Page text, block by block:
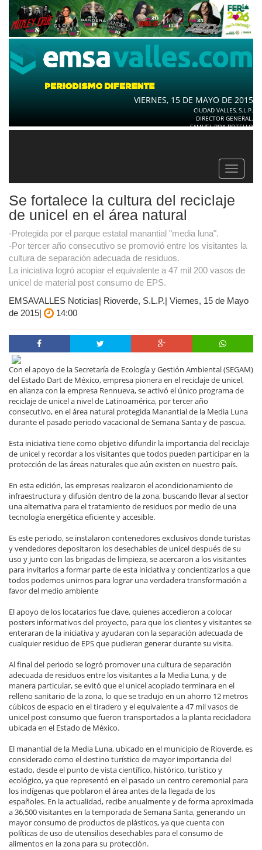
VIERNES, 15 DE MAYO DE 2015
CIUDAD VALLES, S.L.P.
DIRECTOR GENERAL.
SAMUEL ROA BOTELLO
Toggle
Se fortalece la cultura del reciclaje
de unicel en el área natural
-Protegida por el parque estatal manantial "media luna".
-Por tercer año consecutivo se promovió entre los visitantes la
cultura de separación adecuada de residuos.
La iniciativa logró acopiar el equivalente a 47 mil 200 vasos de
unicel de material post consumo de EPS.
EMSAVALLES Noticias| Rioverde, S.L.P.| Viernes, 15 de Mayo
de 2015|
14:00
Con el apoyo de la Secretaría de Ecología y Gestión Ambiental (SEGAM)
del Estado Dart de México, empresa pionera en el reciclaje de unicel,
en alianza con la empresa Rennueva, se activó el único programa de
reciclaje de unicel a nivel de Latinoamérica, por tercer año
consecutivo, en el área natural protegida Manantial de la Media Luna
durante el pasado periodo vacacional de Semana Santa y de pascua.
Esta iniciativa tiene como objetivo difundir la importancia del reciclaje
de unicel y recordar a los visitantes que todos pueden participar en la
protección de las áreas naturales que aún existen en nuestro país.
En esta edición, las empresas realizaron el acondicionamiento de
infraestructura y difusión dentro de la zona, buscando llevar al sector
una alternativa para el tratamiento de residuos por medio de una
tecnología energética eficiente y accesible.
Es este periodo, se instalaron contenedores exclusivos donde turistas
y vendedores depositaron los desechables de unicel después de su
uso y junto con las brigadas de limpieza, se acercaron a los visitantes
para invitarlos a formar parte de esta iniciativa y concientizarlos a que
todos podemos unirnos para lograr una verdadera transformación a
favor del medio ambiente
El apoyo de los locatarios fue clave, quienes accedieron a colocar
posters informativos del proyecto, para que los clientes y visitantes se
enteraran de la iniciativa y ayudaran con la separación adecuada de
cualquier residuo de EPS que pudieran generar durante su visita.
Al final del periodo se logró promover una cultura de separación
adecuada de residuos entre los visitantes a la Media Luna, y de
manera particular, se evitó que el unicel acopiado terminara en el
relleno sanitario de la zona, lo que se tradujo en un ahorro 12 metros
cúbicos de espacio en el tiradero y el equivalente a 47 mil vasos de
unicel post consumo que fueron transportados a la planta recicladora
ubicada en el Estado de México.
El manantial de la Media Luna, ubicado en el municipio de Rioverde, es
considerado como el destino turístico de mayor importancia del
estado, desde el punto de vista científico, histórico, turístico y
ecológico, ya que representó en el pasado un centro ceremonial para
los indígenas que poblaron el área antes de la llegada de los
españoles. En la actualidad, recibe anualmente y de forma aproximada
a 36,500 visitantes en la temporada de Semana Santa, generando un
mayor consumo de productos de plásticos, ya que cuenta con
políticas de uso de utensilios desechables para el consumo de
alimentos en la zona para su protección.